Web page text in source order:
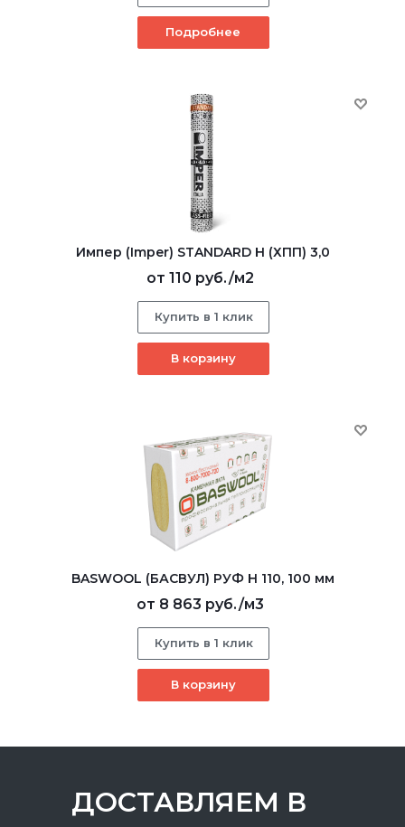
Подробнее
Импер (Imper) STANDARD Н (ХПП) 3,0
от 110 руб./м2
Купить в 1 клик
В корзину
BASWOOL (БАСВУЛ) РУФ Н 110, 100 мм
от 8 863 руб./м3
Купить в 1 клик
В корзину
ДОСТАВЛЯЕМ В